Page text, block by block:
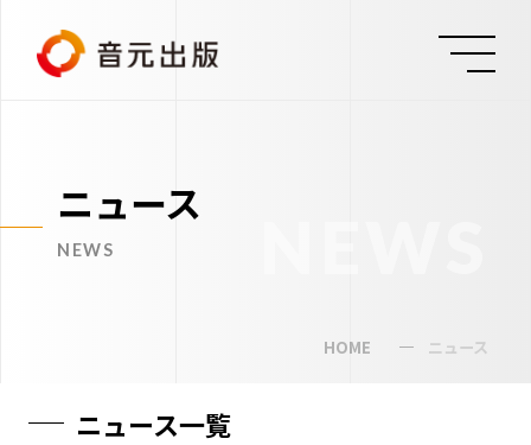
ニュース
NEWS
HOME ニュース
ニュース一覧